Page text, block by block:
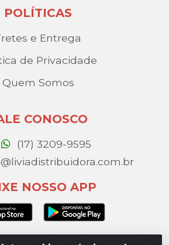
POLÍTICAS
e Entrega
de Privacidade
Quem Somos
CONOSCO
(17) 3209-9595
NOSSO APP